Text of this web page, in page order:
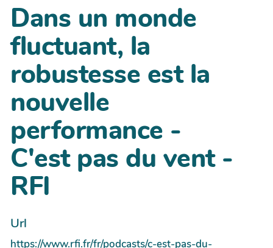
Dans un monde
fluctuant, la
robustesse est la
nouvelle
performance -
C'est pas du vent -
RFI
Url
https://www.rfi.fr/fr/podcasts/c-est-pas-du-